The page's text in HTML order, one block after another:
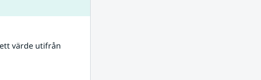
värde utifrån